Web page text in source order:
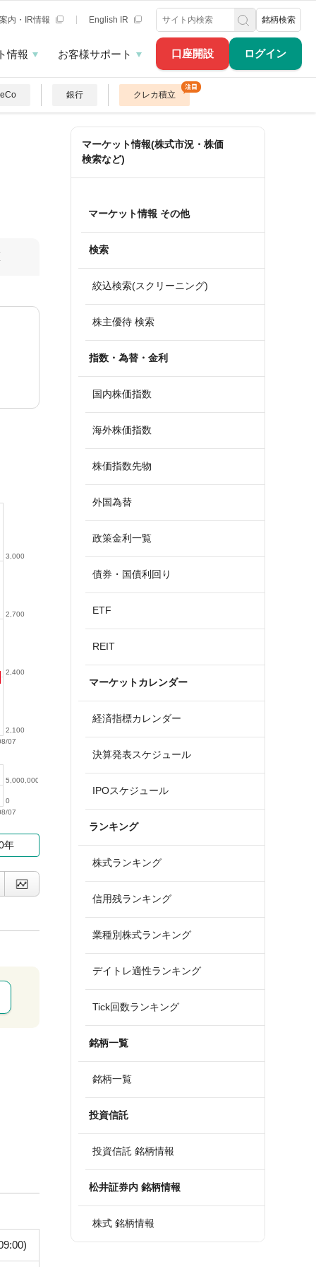
口座開設 ログイン
内・IR情報 English IR 銘柄検索
情報 お客様サポート
銀行 クレカ積立
07
2,100
2,400
2,700
3,000
07
0
5,000,000
年
マーケット情報(株式市況・株価
検索など)
マーケット情報 その他
検索
絞込検索(スクリーニング)
株主優待 検索
指数・為替・金利
国内株価指数
海外株価指数
株価指数先物
外国為替
政策金利一覧
債券・国債利回り
ETF
REIT
マーケットカレンダー
経済指標カレンダー
決算発表スケジュール
IPOスケジュール
ランキング
株式ランキング
信用残ランキング
業種別株式ランキング
デイトレ適性ランキング
Tick回数ランキング
銘柄一覧
銘柄一覧
投資信託
投資信託 銘柄情報
松井証券内 銘柄情報
株式 銘柄情報